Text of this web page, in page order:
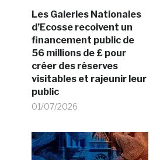
Les Galeries Nationales
d’Ecosse recoivent un
financement public de
56 millions de £ pour
créer des réserves
visitables et rajeunir leur
public
01/07/2026